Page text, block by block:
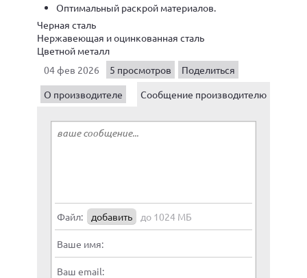
Оптимальный раскрой материалов.
Черная сталь
Нержавеющая и оцинкованная сталь
Цветной металл
04 фев 2026
5 просмотров
Поделиться
О производителе
Сообщение производителю
Файл: добавить до 1024 МБ
Ваше имя:
Ваш email: